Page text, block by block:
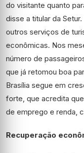
do visitante quanto
disse a titular da
outros serviços de
econômicas. Nos
número de
que já retomou boa
Brasília segue em
forte, que acredita
de emprego e renda,
Recuperação